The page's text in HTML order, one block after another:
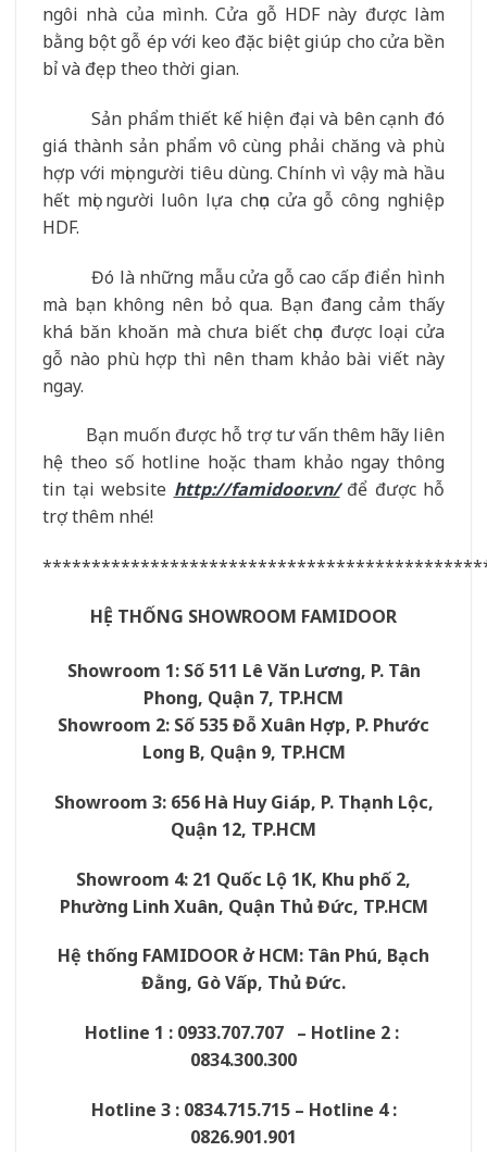
ngôi nhà của mình. Cửa gỗ HDF này được làm
bằng bột gỗ ép với keo đặc biệt giúp cho cửa bền
bỉ và đẹp theo thời gian.
Sản phẩm thiết kế hiện đại và bên cạnh đó
giá thành sản phẩm vô cùng phải chăng và phù
hợp với mọi người tiêu dùng. Chính vì vậy mà hầu
hết mọi người luôn lựa chọn cửa gỗ công nghiệp
HDF.
Đó là những mẫu cửa gỗ cao cấp điển hình
mà bạn không nên bỏ qua. Bạn đang cảm thấy
khá băn khoăn mà chưa biết chọn được loại cửa
gỗ nào phù hợp thì nên tham khảo bài viết này
ngay.
Bạn muốn được hỗ trợ tư vấn thêm hãy liên
hệ theo số hotline hoặc tham khảo ngay thông
tin tại website http://famidoor.vn/để được hỗ
trợ thêm nhé!
HỆ THỐNG SHOWROOM FAMIDOOR
Showroom 1: Số 511 Lê Văn Lương, P. Tân
Phong, Quận 7, TP.HCM
Showroom 2: Số 535 Đỗ Xuân Hợp, P. Phước
Long B, Quận 9, TP.HCM
Showroom 3: 656 Hà Huy Giáp, P. Thạnh Lộc,
Quận 12, TP.HCM
Showroom 4: 21 Quốc Lộ 1K, Khu phố 2,
Phường Linh Xuân, Quận Thủ Đức, TP.HCM
Hệ thống FAMIDOORở HCM: Tân Phú, Bạch
Đằng, Gò Vấp, Thủ Đức.
Hotline 1 : 0933.707.707 – Hotline 2 :
0834.300.300
Hotline 3 : 0834.715.715 – Hotline 4 :
0826.901.901